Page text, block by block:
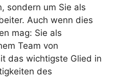
sondern um Sie als
Auch wenn dies
mag: Sie als
Team von
das wichtigste Glied in
des